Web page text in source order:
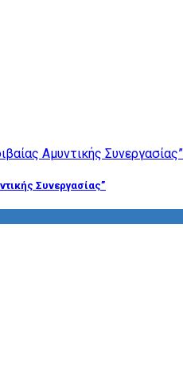
Συνεργασίας”